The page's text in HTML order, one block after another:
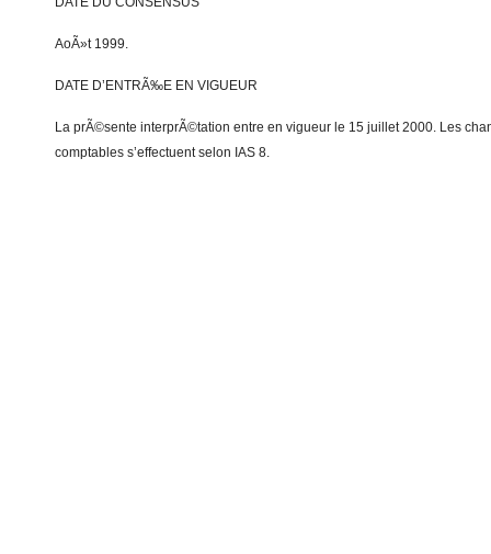
AoÃ»t 1999.
DATE D’ENTRÃ‰E EN VIGUEUR
La prÃ©sente interprÃ©tation entre en vigueur le 15 juillet 2000. Les
comptables s’effectuent selon IAS 8.